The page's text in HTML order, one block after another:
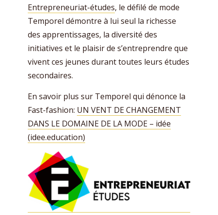
Entrepreneuriat-études, le défilé de mode
Temporel démontre à lui seul la richesse
des apprentissages, la diversité des
initiatives et le plaisir de s’entreprendre que
vivent ces jeunes durant toutes leurs études
secondaires.
En savoir plus sur Temporel qui dénonce la
Fast-fashion: UN VENT DE CHANGEMENT
DANS LE DOMAINE DE LA MODE – idée
(idee.education)